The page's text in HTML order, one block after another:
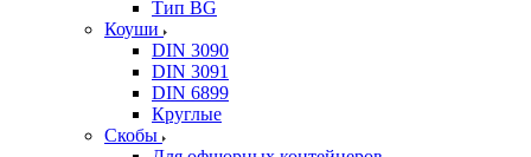
Тип BG
Коуши
DIN 3090
DIN 3091
DIN 6899
Круглые
Скобы